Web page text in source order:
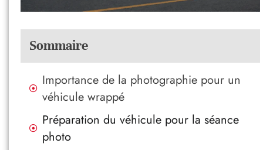
Sommaire
Importance de la photographie pour un
véhicule wrappé
Préparation du véhicule pour la séance
photo